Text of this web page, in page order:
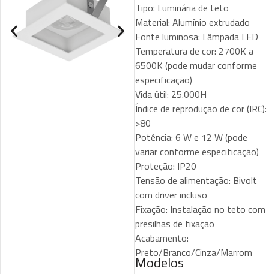
Tipo: Luminária de teto
Material: Alumínio extrudado
Fonte luminosa: Lâmpada LED
Temperatura de cor: 2700K a
6500K (pode mudar conforme
especificação)
Vida útil: 25.000H
Índice de reprodução de cor (IRC):
>80
Potência: 6 W e 12 W (pode
variar conforme especificação)
Proteção: IP20
Tensão de alimentação: Bivolt
com driver incluso
Fixação: Instalação no teto com
presilhas de fixação
Acabamento:
Preto/Branco/Cinza/Marrom
Modelos